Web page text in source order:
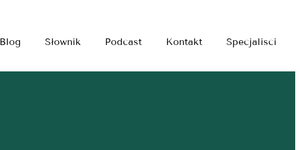
Blog Słownik Podcast Kontakt Specjalisci